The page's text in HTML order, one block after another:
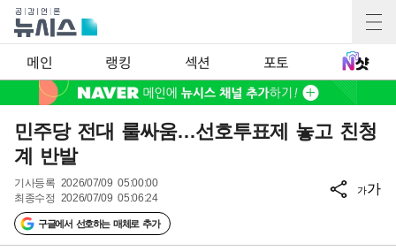
메인 랭킹 섹션 포토
민주당 전대 룰싸움…선호투표제 놓고 친청
계 반발
기사등록 2026/07/09 05:00:00
최종수정 2026/07/09 05:06:24
구글에서 선호하는 매체로 추가
가가